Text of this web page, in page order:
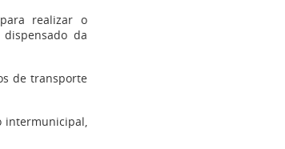
realizar o
da
de transporte
intermunicipal,